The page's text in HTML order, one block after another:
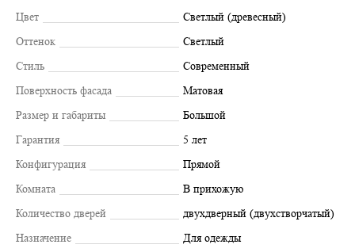
Цвет
Светлый (древесный)
Оттенок
Светлый
Стиль
Современный
Поверхность фасада
Матовая
Размер и габариты
Большой
Гарантия
5 лет
Конфигурация
Прямой
Комната
В прихожую
Количество дверей
двухдверный (двухстворчатый)
Назначение
Для одежды